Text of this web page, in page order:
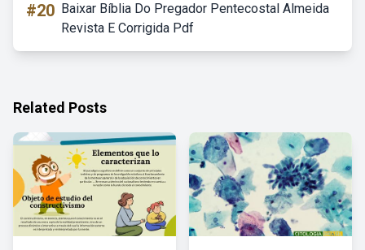
#20 Baixar Bíblia Do Pregador Pentecostal Almeida
Revista E Corrigida Pdf
Related Posts